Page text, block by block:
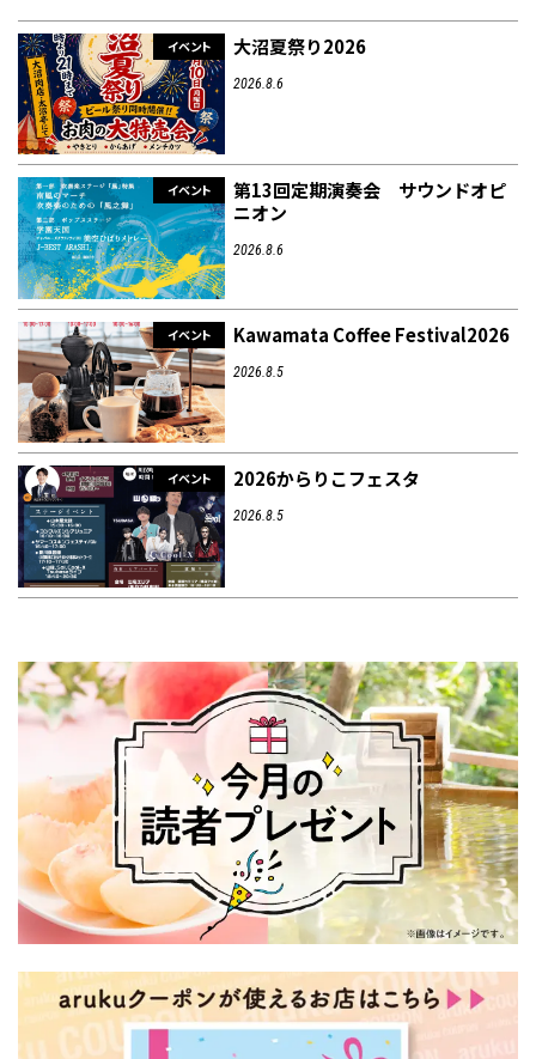
イベント 大沼夏祭り2026
2026.8.6
イベント
第13回定期演奏会 サウンドオピ
ニオン
2026.8.6
イベント Kawamata Coffee Festival2026
2026.8.5
イベント 2026からりこフェスタ
2026.8.5